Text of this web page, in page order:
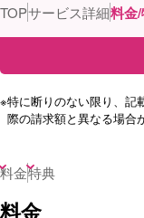
TOPサービス詳細料金
※特に断りのない限り、記
際の請求額と異なる場合
料金特典
料金